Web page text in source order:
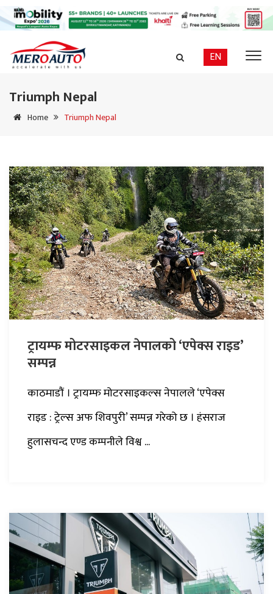
EN
Triumph Nepal
Home Triumph Nepal
ट्रायम्फ मोटरसाइकल नेपालको ‘एपेक्स राइड’
सम्पन्न
काठमाडौं । ट्रायम्फ मोटरसाइकल्स नेपालले ‘एपेक्स
राइड : ट्रेल्स अफ शिवपुरी’ सम्पन्न गरेको छ । हंसराज
हुलासचन्द एण्ड कम्पनीले विश्व ...